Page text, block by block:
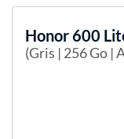
Honor600
(Gris | 256 Go |